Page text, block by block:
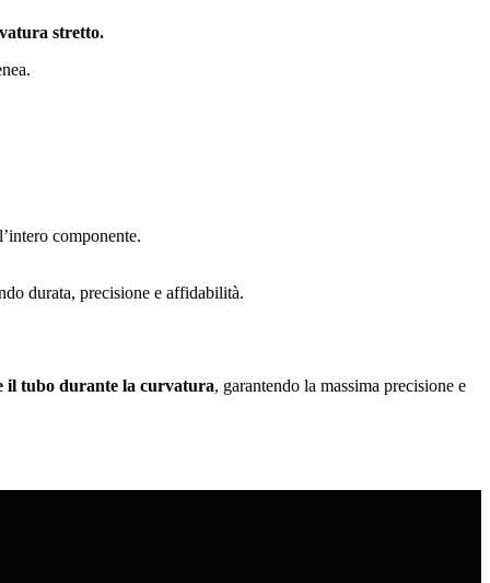
stretto.
componente.
durata, precisione e affidabilità.
il tubo durante la curvatura, garantendo la massima precisione e